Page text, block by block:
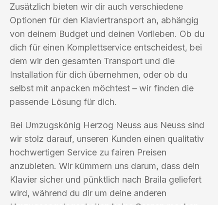
Zusätzlich bieten wir dir auch verschiedene
Optionen für den Klaviertransport an, abhängig
von deinem Budget und deinen Vorlieben. Ob du
dich für einen Komplettservice entscheidest, bei
dem wir den gesamten Transport und die
Installation für dich übernehmen, oder ob du
selbst mit anpacken möchtest – wir finden die
passende Lösung für dich.
Bei Umzugskönig Herzog Neuss aus Neuss sind
wir stolz darauf, unseren Kunden einen qualitativ
hochwertigen Service zu fairen Preisen
anzubieten. Wir kümmern uns darum, dass dein
Klavier sicher und pünktlich nach Braila geliefert
wird, während du dir um deine anderen